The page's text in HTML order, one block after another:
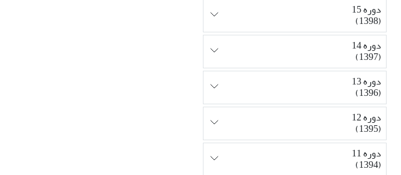
دوره 15
(1398)
دوره 14
(1397)
دوره 13
(1396)
دوره 12
(1395)
دوره 11
(1394)